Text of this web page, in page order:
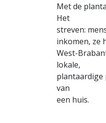
Met de
Het
streven:
inkomen, ze
West-
lokale,
plantaardige
van
een huis.